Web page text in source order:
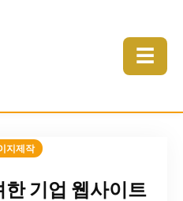
☰
지제작
기업 웹사이트